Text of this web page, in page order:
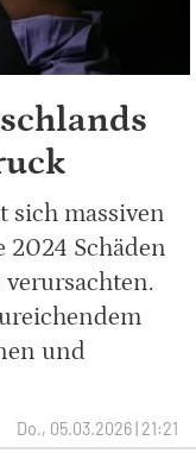
sich massiven
2024 Schäden
und
Do., 05.03.2026 | 21:21